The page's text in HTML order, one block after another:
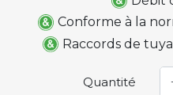
Conforme à la
Raccords de
Quantité